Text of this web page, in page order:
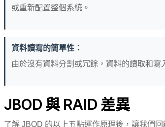
或重新配置整個系統。
資料讀寫的簡單性：
由於沒有資料分割或冗餘，資料的讀取和
JBOD 與 RAID 差異
了解 JBOD 的以上五點運作原理後，讓我們